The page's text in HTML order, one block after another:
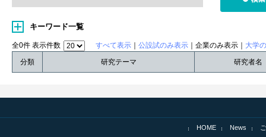
キーワード一覧
全0件 表示件数 すべて表示 公設試のみ表示 ｜企業のみ表示｜ 大学
分類
研究テーマ 研究者名
HOME News